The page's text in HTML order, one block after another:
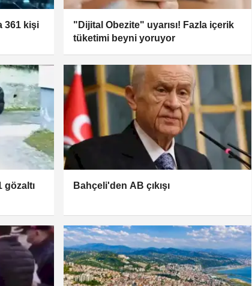
361 kişi
"Dijital Obezite" uyarısı! Fazla içerik
tüketimi beyni yoruyor
Bahçeli'den AB çıkışı